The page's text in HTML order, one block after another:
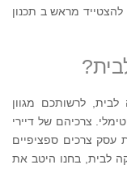
מראש ב תכנון
לרשותכם מגוון
צרכיהם של דיירי
עסק צרכים ספציפיים
לבית, בחנו היטב את